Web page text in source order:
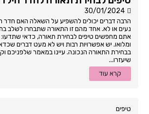
30/01/2024
הרבה דברים יכולים להשפיע על השאלה האם חדר
נעים או לא. אחד מהם זו התאורה שתבחרו לשלב
אתם מחפשים טיפים לבחירת תאורה, כדאי שתדעו:
ומלואו. יש אפשרויות רבות ויש לא מעט דברים
בבחירת התאורה הנכונה. עיינו במאמר שלפניכם
שיעזרו...
קרא עוד
טיפים